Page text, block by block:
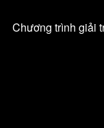
Chương trình giải